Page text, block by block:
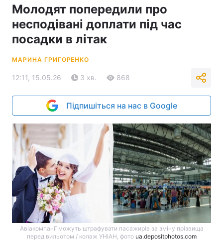
Молодят попередили про
несподівані доплати під час
посадки в літак
МАРИНА ГРИГОРЕНКО
12:11, 15.05.26 3 хв. 868
Підпишіться на нас в Google
Авіакомпанії можуть штрафувати пасажирів за зміну прізвища
перед вильотом / колаж УНІАН, фото ua.depositphotos.com